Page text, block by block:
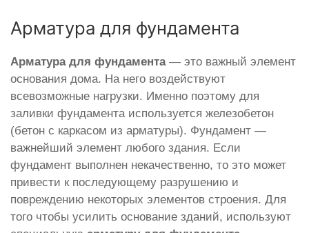
Арматура для фундамента
Арматура для фундамента— это важный элемент
основания дома. На него воздействуют
всевозможные нагрузки. Именно поэтому для
заливки фундамента используется железобетон
(бетон с каркасом из арматуры). Фундамент —
важнейший элемент любого здания. Если
фундамент выполнен некачественно, то это может
привести к последующему разрушению и
повреждению некоторых элементов строения. Для
того чтобы усилить основание зданий, используют